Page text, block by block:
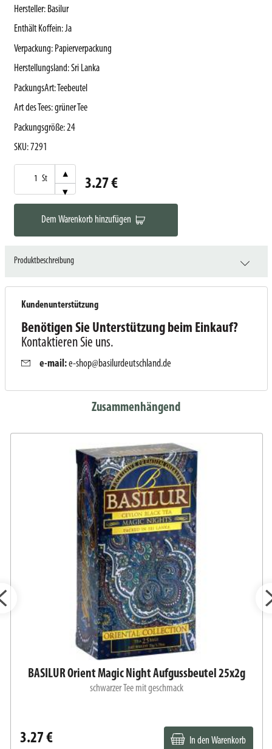
3.27 €
St
▾
▾
Dem Warenkorb hinzufügen
Hersteller: Basilur
Enthält Koffein:Ja
Verpackung: Papierverpackung
Herstellungsland:Sri Lanka
PackungsArt:Teebeutel
Art des Tees:grüner Tee
Packungsgröße:24
SKU: 7291
Produktbeschreibung
Kundenunterstützung
Benötigen Sie Unterstützung beim Einkauf?
Kontaktieren Sie uns.
e-mail:e-shop@basilurdeutschland.de
Zusammenhängend
BASILUR Orient Magic Night Aufgussbeutel 25x2g
schwarzer Tee mit geschmack
3.27 € In den Warenkorb